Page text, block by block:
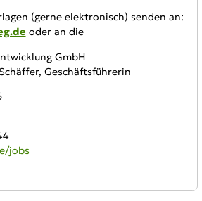
(gerne elektronisch) senden an:
oder an die
GmbH
Geschäftsführerin
jobs